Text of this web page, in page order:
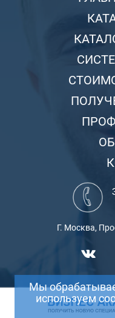
Г. Москва,
Мы
используем